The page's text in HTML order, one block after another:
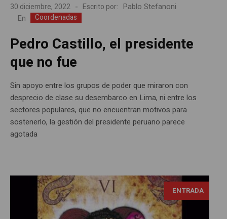
30 diciembre, 2022 Escrito por: Pablo Stefanoni
En Coordenadas
Pedro Castillo, el presidente
que no fue
Sin apoyo entre los grupos de poder que miraron con
desprecio de clase su desembarco en Lima, ni entre los
sectores populares, que no encuentran motivos para
sostenerlo, la gestión del presidente peruano parece
agotada
ENTRADA